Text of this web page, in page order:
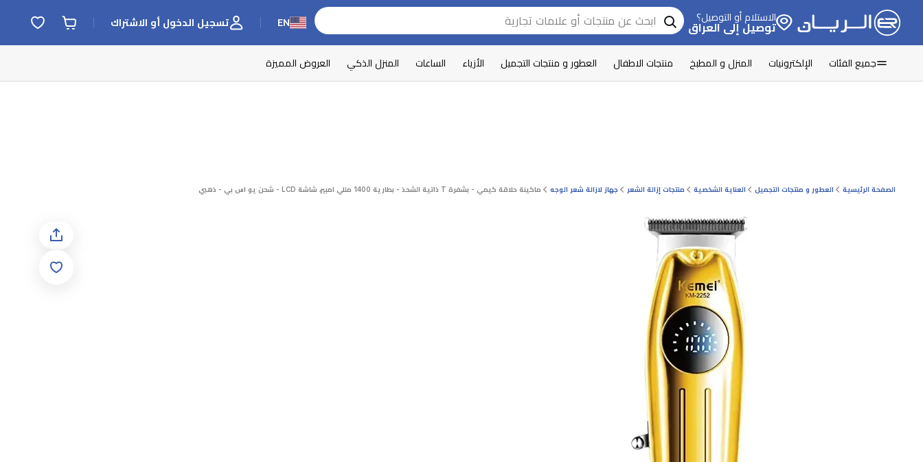
الاستلام أو التوصيل؟
توصيل إلى العراق EN تسجيل الدخول أو الاشتراك
جميع الفئات الإلكترونيات المنزل و المطبخ منتجات الاطفال العطور و منتجات التجميل الأزياء الساعات المنزل الذكي العروض المميزة
الصفحة الرئيسية العطور و منتجات التجميل العناية الشخصية منتجات إزالة الشعر جهاز لازالة شعر الوجه ماكينة حلاقة كيمي - بشفرة T ذاتية الشحذ - بطارية 1400 مللي امبير، شاشة LCD - شحن يو اس بي - ذهبي